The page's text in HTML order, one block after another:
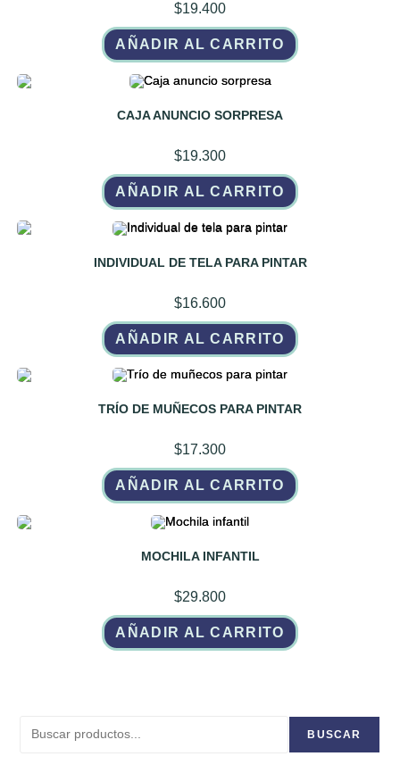
$19.400
AÑADIR AL CARRITO
CAJA ANUNCIO SORPRESA
$19.300
AÑADIR AL CARRITO
INDIVIDUAL DE TELA PARA PINTAR
$16.600
AÑADIR AL CARRITO
TRÍO DE MUÑECOS PARA PINTAR
$17.300
AÑADIR AL CARRITO
MOCHILA INFANTIL
$29.800
AÑADIR AL CARRITO
BUSCAR